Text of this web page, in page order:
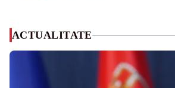
ACTUALITATE